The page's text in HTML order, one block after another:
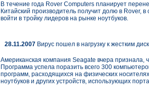
В течение года Rover Computers планирует
Китайский производитель получит долю в Rover,
войти в тройку лидеров на рынке ноутбуков.
28.11.2007 Вирус пошел в нагрузку к жестким
Американская компания Seagate вчера
Программа успела поразить всего 300
программ, расходящихся на физических
ноутбуков и других устройств, использующих